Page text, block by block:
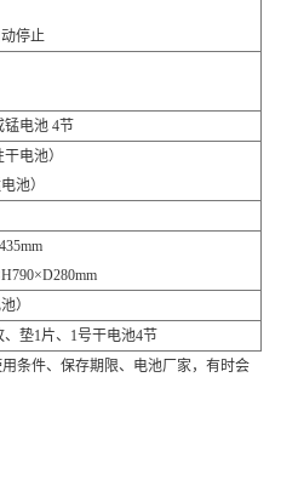
停止
锰电池 4节
电池）
池）
）
、垫1片、1号干电池4节
件、保存期限、电池厂家，有时会